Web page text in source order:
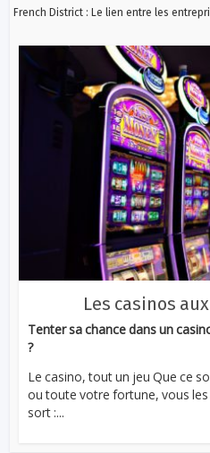
French District : Le lien entre les
Les casinos
Tenter sa chance dans un
?
Le casino, tout un jeu Que ce
ou toute votre fortune, vous
sort :...